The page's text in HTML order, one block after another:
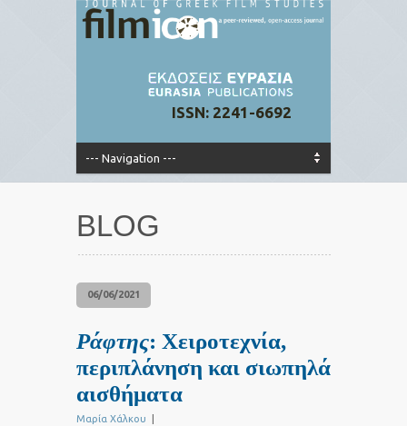
ISSN: 2241-6692
BLOG
06/06/2021
Ράφτης: Χειροτεχνία,
περιπλάνηση και σιωπηλά
αισθήματα
Μαρία Χάλκου